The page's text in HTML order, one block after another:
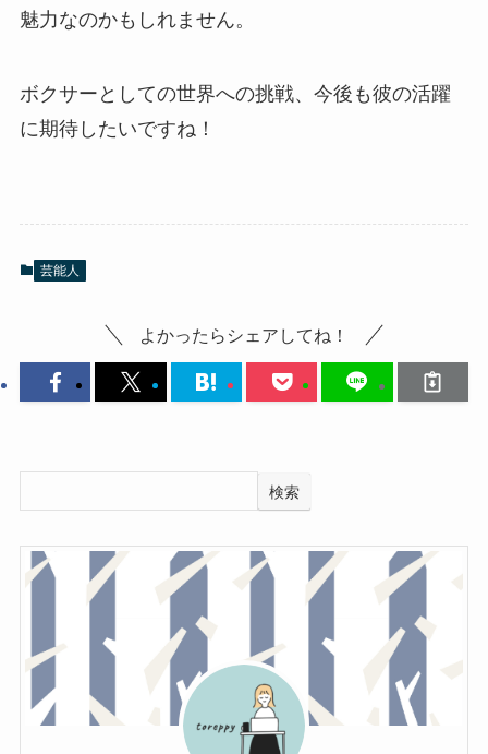
魅力なのかもしれません。
ボクサーとしての世界への挑戦、今後も彼の活躍
に期待したいですね！
芸能人
よかったらシェアしてね！
検索